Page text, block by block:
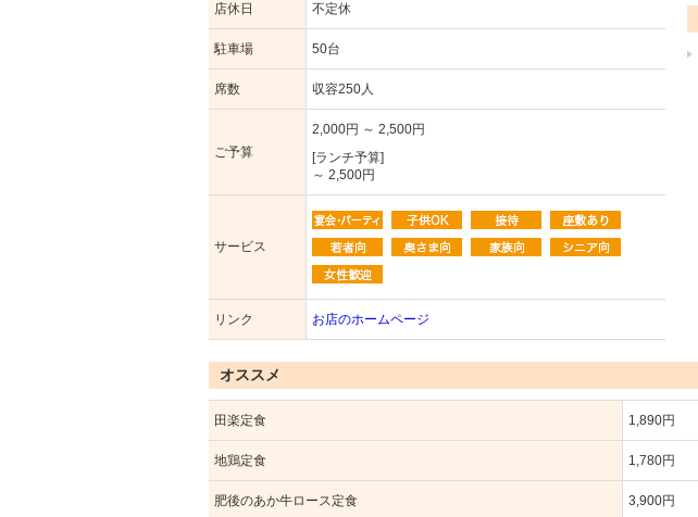
店休日 不定休
駐車場 50台
席数 収容250人
ご予算
2,000円 ～ 2,500円
[ランチ予算]
～ 2,500円
サービス
リンク お店のホームページ
オススメ
田楽定食 1,890円
地鶏定食 1,780円
肥後のあか牛ロース定食 3,900円